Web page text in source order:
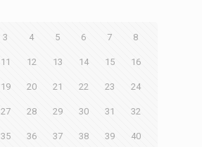
3 4 5 6 7 8
11 12 13 14 15 16
19 20 21 22 23 24
27 28 29 30 31 32
35 36 37 38 39 40